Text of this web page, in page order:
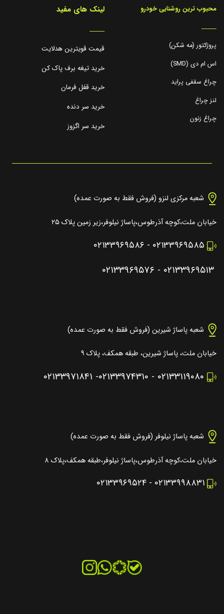
محبوب ترین روشنایی خودرو
_____
پروژکتور (مه شکن)
اس ام دی (SMD)
چراغ سقفی پراید
لنز چراغ
چراغ زنون
لینک های مفید
_____
قیمت قویترین هدلایت
خرید تیغه برف پاک کن
خرید قفل فرمان
خرید سر دنده
خرید سر اگزوز
شعبه مرکزی لنزو (فروش فقط به صورت عمده)
خیابان ملت،کوچه آذرطوس،پاساژ نیلوفر،زیر زمین پلاک ۲۵
۰۲۱۳۳۹۶۹۵۸۵ - ۰۲۱۳۳۹۶۹۵۸۶
۰۲۱۳۳۹۶۹۵۱۳ - ۰۲۱۳۳۹۶۹۵۷۶
شعبه پاساژ شیرین (فروش فقط به صورت عمده)
خیابان ملت، پاساژ شیرین، طبقه همکف، پلاک ۹
۰۲۱۳۳۱۱۹۰۸۰ - ۰۲۱۳۳۹۷۴۳۱۰- ۰۲۱۳۳۹۷۱۸۴۱
شعبه پاساژ نیلوفر (فروش فقط به صورت عمده)
خیابان ملت،کوچه آذرطوس،پاساژ نیلوفر،طبقه همکف،پلاک ۸
۰۲۱۳۳۹۹۸۸۳۱ - ۰۲۱۳۳۹۶۹۵۲۴